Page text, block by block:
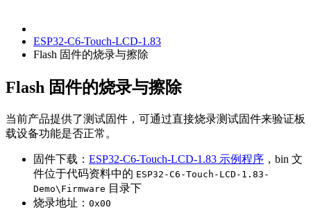
ESP32-C6-Touch-LCD-1.83
Flash 固件的烧录与擦除
Flash 固件的烧录与擦除
当前产品提供了测试固件，可通过直接烧录测试固件来验证板
载设备功能是否正常。
固件下载： ESP32-C6-Touch-LCD-1.83 示例程序 ，bin 文
件位于代码资料中的 ESP32-C6-Touch-LCD-1.83-
Demo\Firmware 目录下
烧录地址： 0x00